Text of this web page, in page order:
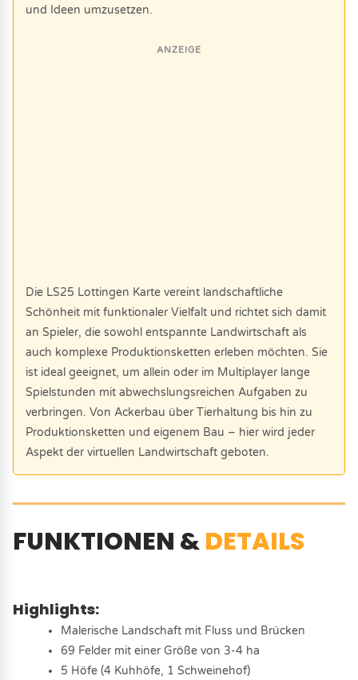
und Ideen umzusetzen.
ANZEIGE
Die LS25 Lottingen Karte vereint landschaftliche
Schönheit mit funktionaler Vielfalt und richtet sich damit
an Spieler, die sowohl entspannte Landwirtschaft als
auch komplexe Produktionsketten erleben möchten. Sie
ist ideal geeignet, um allein oder im Multiplayer lange
Spielstunden mit abwechslungsreichen Aufgaben zu
verbringen. Von Ackerbau über Tierhaltung bis hin zu
Produktionsketten und eigenem Bau – hier wird jeder
Aspekt der virtuellen Landwirtschaft geboten.
FUNKTIONEN &DETAILS
Highlights:
Malerische Landschaft mit Fluss und Brücken
69 Felder mit einer Größe von 3-4 ha
5 Höfe (4 Kuhhöfe, 1 Schweinehof)